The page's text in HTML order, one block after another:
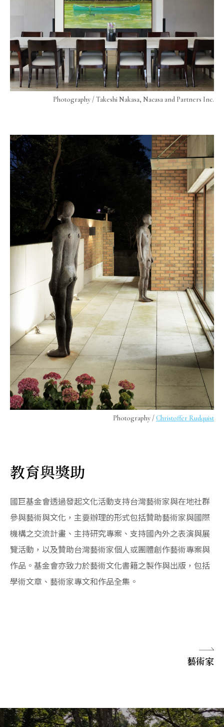
Photography / Takeshi Nakasa, Nacasa and Partners Inc.
Photography / Christoffer Rudquist
教育與獎助
國巨基金會透過發起文化活動支持台灣藝術家與在地社群
參與藝術與文化，主要辦理的形式包括贊助藝術家與國際
機構之交流計畫、主持研究專案、支持國內外之表演與展
覽活動，以及贊助台灣藝術家個人或團體創作藝術專案與
作品。基金會亦致力於藝術文化書籍之製作與出版，包括
學術文章、藝術家專文和作品全集。
藝術家